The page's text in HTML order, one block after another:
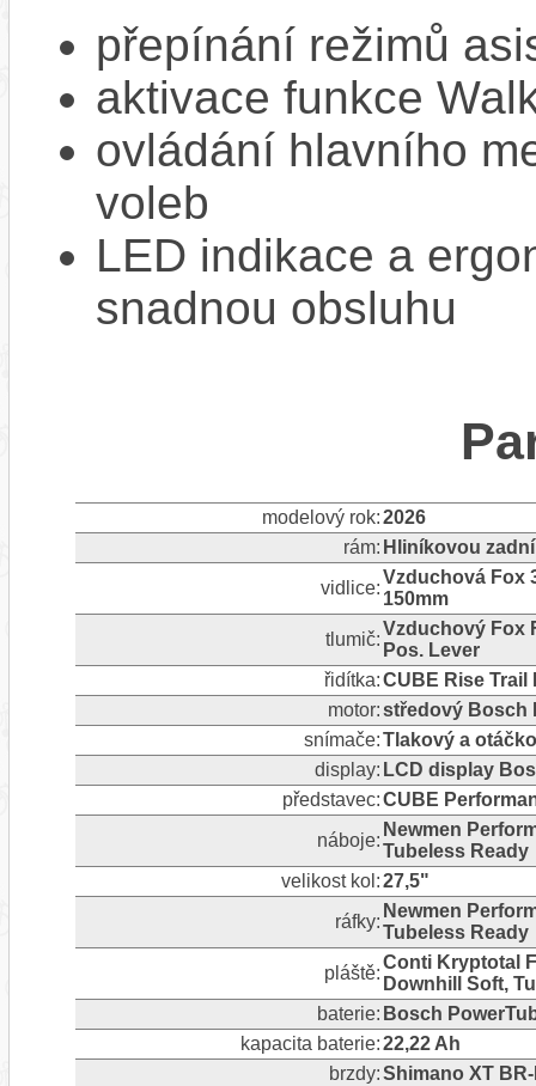
přepínání režimů
aktivace funkce
ovládání hlavního
voleb
LED indikace a
snadnou obsluhu
modelový rok:2026
rám: Hliníkovou
vidlice:
Vzduchová Fox
150mm
tlumič:
Vzduchový Fox
Pos. Lever
řidítka:CUBE Rise Trail
motor:středový Bosch
snímače:Tlakový a
display: LCD display
představec:CUBE
náboje:
Newmen
Tubeless Ready
velikost kol:27,5"
ráfky:
Newmen
Tubeless Ready
pláště:
Conti Kryptotal
Downhill Soft,
baterie: Bosch
kapacita baterie:22,22 Ah
brzdy:Shimano XT